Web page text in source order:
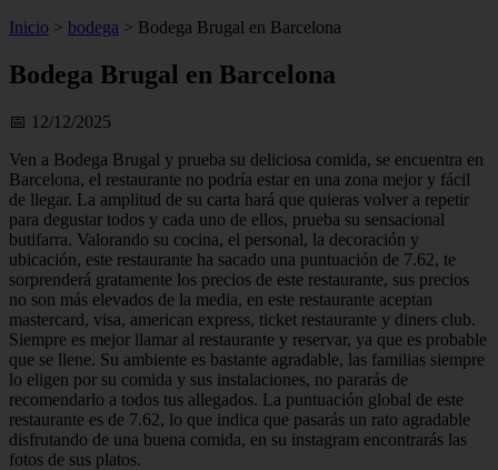
Inicio > bodega > Bodega Brugal en Barcelona
Bodega Brugal en Barcelona
📅 12/12/2025
Ven a Bodega Brugal y prueba su deliciosa comida, se encuentra en
Barcelona, el restaurante no podría estar en una zona mejor y fácil
de llegar. La amplitud de su carta hará que quieras volver a repetir
para degustar todos y cada uno de ellos, prueba su sensacional
butifarra. Valorando su cocina, el personal, la decoración y
ubicación, este restaurante ha sacado una puntuación de 7.62, te
sorprenderá gratamente los precios de este restaurante, sus precios
no son más elevados de la media, en este restaurante aceptan
mastercard, visa, american express, ticket restaurante y diners club.
Siempre es mejor llamar al restaurante y reservar, ya que es probable
que se llene. Su ambiente es bastante agradable, las familias siempre
lo eligen por su comida y sus instalaciones, no pararás de
recomendarlo a todos tus allegados. La puntuación global de este
restaurante es de 7.62, lo que indica que pasarás un rato agradable
disfrutando de una buena comida, en su instagram encontrarás las
fotos de sus platos.